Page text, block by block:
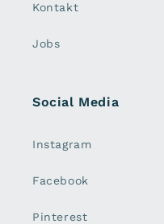
Kontakt
Jobs
Social Media
Instagram
Facebook
Pinterest